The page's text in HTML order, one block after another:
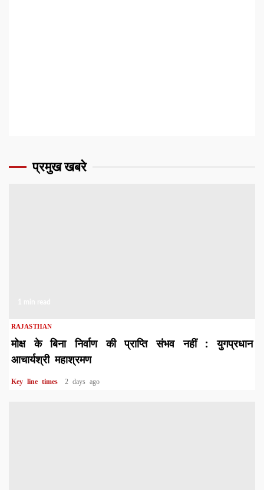
प्रमुख खबरे
RAJASTHAN
मोक्ष के बिना निर्वाण की प्राप्ति संभव नहीं : युगप्रधान
आचार्यश्री महाश्रमण
Key line times 2 days ago